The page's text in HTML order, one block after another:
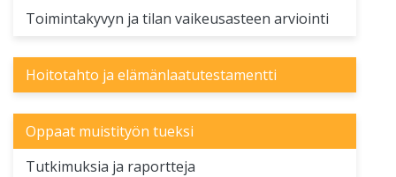
Toimintakyvyn ja tilan vaikeusasteen arviointi
Hoitotahto ja elämänlaatutestamentti
Oppaat muistityön tueksi
Tutkimuksia ja raportteja